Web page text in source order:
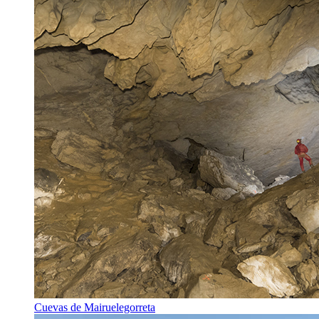
Cuevas de Mairuelegorreta